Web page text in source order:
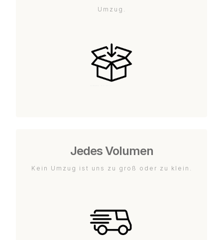
Umzug.
Jedes Volumen
Kein Umzug ist uns zu groß oder zu klein.